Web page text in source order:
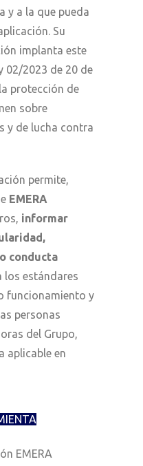
y a la que pueda
Su
implanta este
02/2023 de 20 de
protección de
sobre
y de lucha contra
permite,
EMERA
informar
conducta
los estándares
funcionamiento y
personas
del Grupo,
aplicable en
EMERA